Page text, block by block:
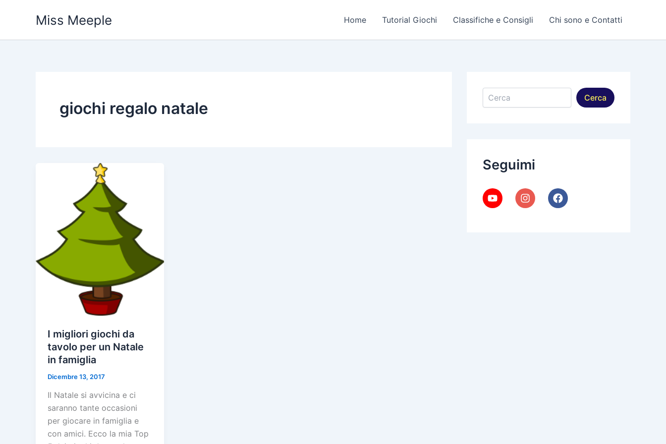
Miss Meeple Home Tutorial Giochi Classifiche e Consigli Chi sono e Contatti
giochi regalo natale
I migliori giochi da
tavolo per un Natale
in famiglia
Dicembre 13, 2017
Il Natale si avvicina e ci
saranno tante occasioni
per giocare in famiglia e
con amici. Ecco la mia Top
Cerca
Cerca
Seguimi